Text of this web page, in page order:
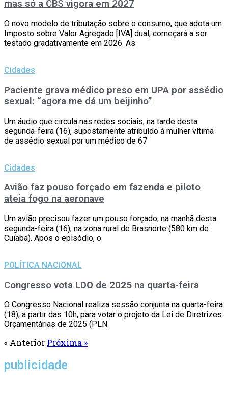
mas só a CBS vigora em 2027
O novo modelo de tributação sobre o consumo, que adota um
Imposto sobre Valor Agregado [IVA] dual, começará a ser
testado gradativamente em 2026. As
Cidades
Paciente grava médico preso em UPA por assédio
sexual: “agora me dá um beijinho”
Um áudio que circula nas redes sociais, na tarde desta
segunda-feira (16), supostamente atribuído à mulher vítima
de assédio sexual por um médico de 67
Cidades
Avião faz pouso forçado em fazenda e piloto
ateia fogo na aeronave
Um avião precisou fazer um pouso forçado, na manhã desta
segunda-feira (16), na zona rural de Brasnorte (580 km de
Cuiabá). Após o episódio, o
POLÍTICA NACIONAL
Congresso vota LDO de 2025 na quarta-feira
O Congresso Nacional realiza sessão conjunta na quarta-feira
(18), a partir das 10h, para votar o projeto da Lei de Diretrizes
Orçamentárias de 2025 (PLN
« Anterior Próxima »
publicidade